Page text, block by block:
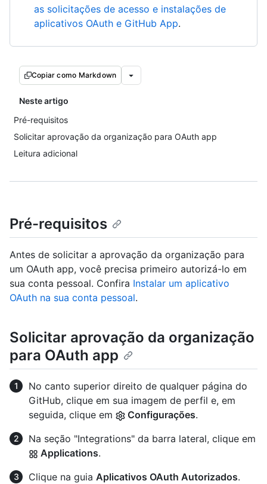
as solicitações de acesso e instalações de
aplicativos OAuth e GitHub App.
Copiar como Markdown
Neste artigo
Pré-requisitos
Solicitar aprovação da organização para OAuth app
Leitura adicional
Pré-requisitos
Antes de solicitar a aprovação da organização para
um OAuth app, você precisa primeiro autorizá-lo em
sua conta pessoal. Confira Instalar um aplicativo
OAuth na sua conta pessoal.
Solicitar aprovação da organização
para OAuth app
No canto superior direito de qualquer página do
GitHub, clique em sua imagem de perfil e, em
seguida, clique em
Configurações.
Na seção "Integrations" da barra lateral, clique em
Applications.
Clique na guia Aplicativos OAuth Autorizados.